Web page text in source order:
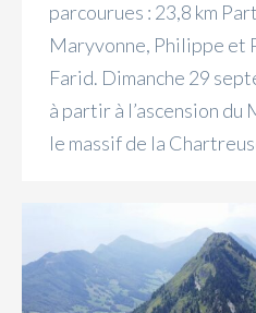
parcourues : 23,8 km
Maryvonne, Philippe et
Farid. Dimanche 29
à partir à l’ascension du
le massif de la